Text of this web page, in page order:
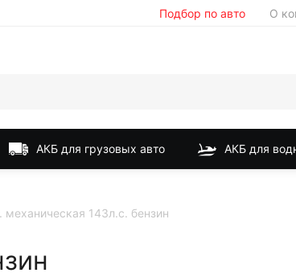
Подбор по авто О
АКБ для грузовых авто АКБ для
механическая 143л.с. бензин